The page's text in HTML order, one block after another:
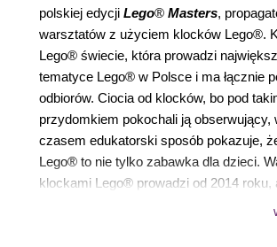
polskiej edycji Lego® Masters,
warsztatów z użyciem klocków Lego®.
Lego® świecie, która prowadzi
tematyce Lego® w Polsce i ma łącznie
odbiorów. Ciocia od klocków, bo pod
przydomkiem pokochali ją obserwujący,
czasem edukatorski sposób pokazuje,
Lego® to nie tylko zabawka dla dzieci.
klockami Lego® prowadzi od 2014 roku,
na pełnych obrotach i na własny